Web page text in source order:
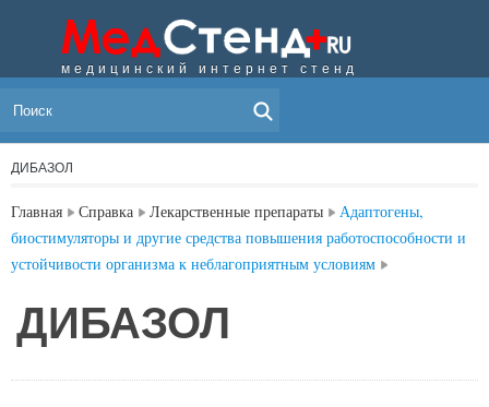
медицинский интернет стенд
ДИБАЗОЛ
Главная Справка Лекарственные препараты
Адаптогены,
биостимуляторы и другие средства повышения работоспособности и
устойчивости организма к неблагоприятным условиям
ДИБАЗОЛ